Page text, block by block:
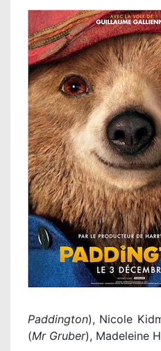
Paddington), Nicole
(Mr Gruber), Madeleine